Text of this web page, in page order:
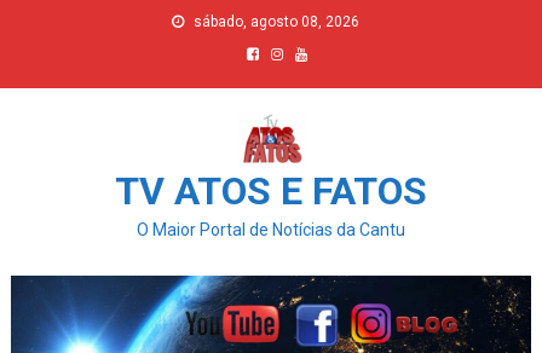
sábado, agosto 08, 2026
TV ATOS E FATOS
O Maior Portal de Notícias da Cantu